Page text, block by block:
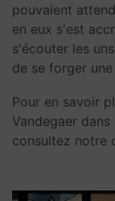
pouvaient
en eux s'est
s'écouter les
de se forger
Pour en savoir
Vandegaer
consultez notre